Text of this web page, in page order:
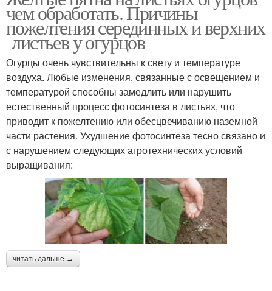
чем обработать. Причины
пожелтения серединных и верхних
листьев у огурцов
Огурцы очень чувствительны к свету и температуре
воздуха. Любые изменения, связанные с освещением и
температурой способны замедлить или нарушить
естественный процесс фотосинтеза в листьях, что
приводит к пожелтению или обесцвечиванию наземной
части растения. Ухудшение фотосинтеза тесно связано и
с нарушением следующих агротехнических условий
выращивания:
читать дальше →